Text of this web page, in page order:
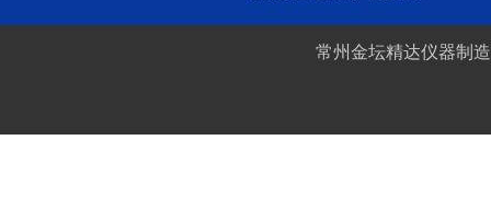
常州金坛精达仪器制